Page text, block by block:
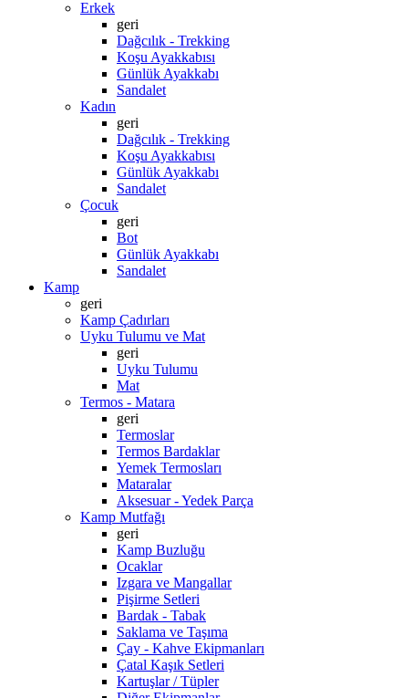
Erkek
geri
Dağcılık - Trekking
Koşu Ayakkabısı
Günlük Ayakkabı
Sandalet
Kadın
geri
Dağcılık - Trekking
Koşu Ayakkabısı
Günlük Ayakkabı
Sandalet
Çocuk
geri
Bot
Günlük Ayakkabı
Sandalet
Kamp
geri
Kamp Çadırları
Uyku Tulumu ve Mat
geri
Uyku Tulumu
Mat
Termos - Matara
geri
Termoslar
Termos Bardaklar
Yemek Termosları
Mataralar
Aksesuar - Yedek Parça
Kamp Mutfağı
geri
Kamp Buzluğu
Ocaklar
Izgara ve Mangallar
Pişirme Setleri
Bardak - Tabak
Saklama ve Taşıma
Çay - Kahve Ekipmanları
Çatal Kaşık Setleri
Kartuşlar / Tüpler